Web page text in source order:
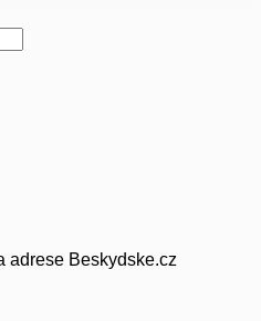
adrese Beskydske.cz